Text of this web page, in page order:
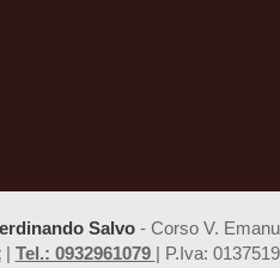
Salvo - Corso V.
| Tel.: 0932961079 | P.Iva: